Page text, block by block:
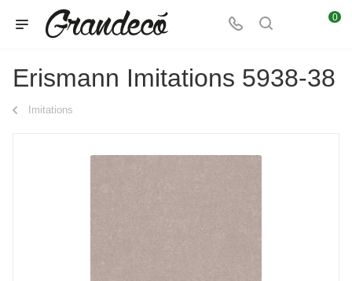
0
Erismann Imitations 5938-38
Imitations